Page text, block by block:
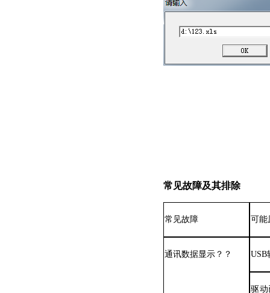
常见故障及其排除
常见故障 可能
通讯数据显示？？ USB
驱动